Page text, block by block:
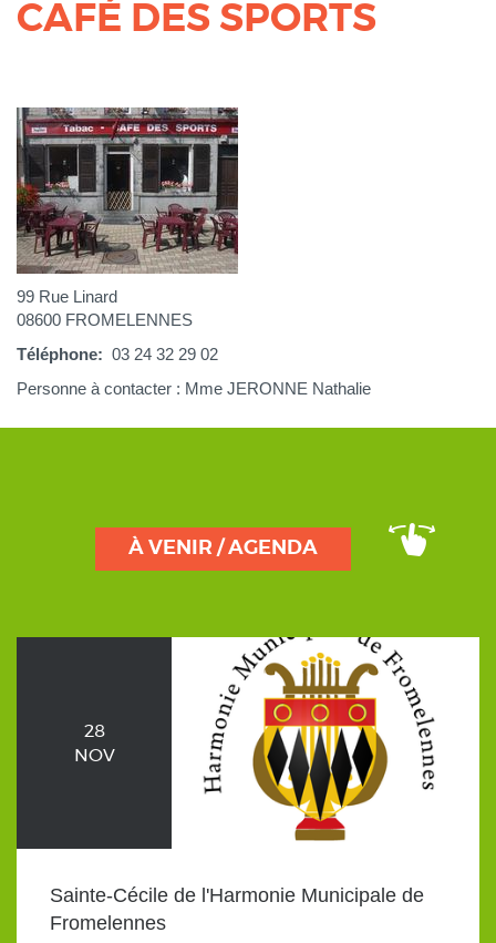
CAFÉ DES SPORTS
99 Rue Linard
08600 FROMELENNES
Téléphone
03 24 32 29 02
Personne à contacter : Mme JERONNE Nathalie
À VENIR / AGENDA
28
NOV
Sainte-Cécile de l'Harmonie Municipale de
Fromelennes